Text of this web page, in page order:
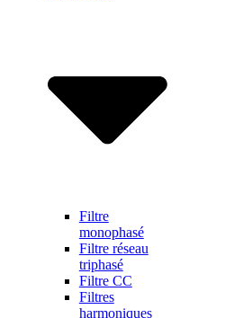
Filtre
monophasé
Filtre réseau
triphasé
Filtre CC
Filtres
harmoniques